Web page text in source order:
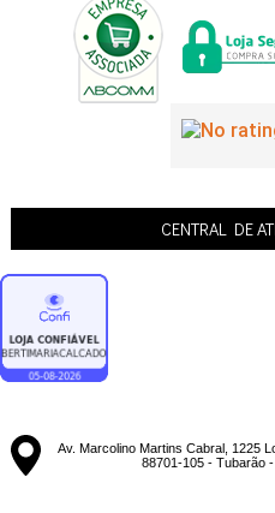
CENTRAL DE
Av. Marcolino Martins Cabral, 1225
88701-105 - Tubarão